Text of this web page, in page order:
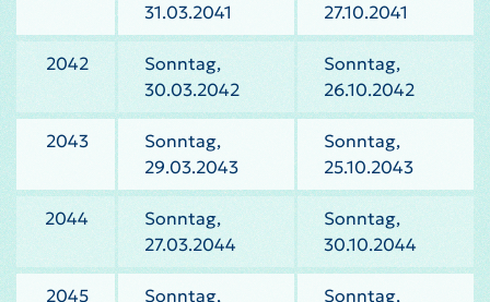
31.03.2041
27.10.2041
2042
Sonntag,
30.03.2042
Sonntag,
26.10.2042
2043
Sonntag,
29.03.2043
Sonntag,
25.10.2043
2044
Sonntag,
27.03.2044
Sonntag,
30.10.2044
2045
Sonntag,
Sonntag,